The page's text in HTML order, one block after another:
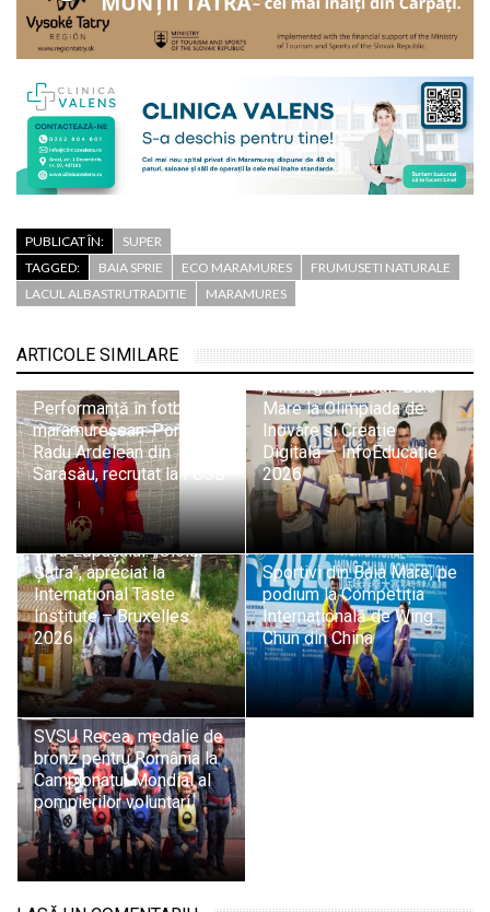
PUBLICAT ÎN:
SUPER
TAGGED:
BAIA SPRIE ECO MARAMURES
FRUMUSETI NATURALE
LACUL ALBASTRUTRADITIE
MARAMURES
ARTICOLE SIMILARE
Performanță în fotbalul
maramureșean: Portarul
Radu Ardelean din
Sarasău, recrutat la FCSB
elevii Colegiului
„Gheorghe Șincai” Baia
Mare la Olimpiada de
Inovare și Creație
Digitală – InfoEducație
2026
Tradiție și pasiune din
Țara Lăpușului: „Oloiul
Șatra”, apreciat la
International Taste
Institute – Bruxelles
2026
Sportivi din Baia Mare, pe
podium la Competiția
Internațională de Wing
Chun din China
SVSU Recea, medalie de
bronz pentru România la
Campionatul Mondial al
pompierilor voluntari